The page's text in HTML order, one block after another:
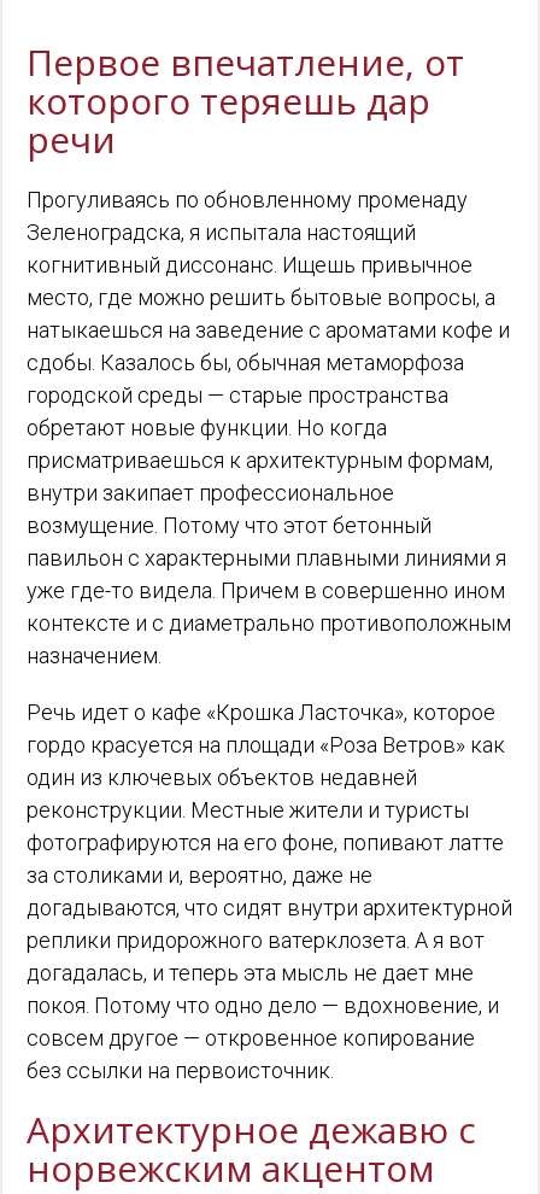
Первое впечатление, от
которого теряешь дар
речи
Прогуливаясь по обновленному променаду
Зеленоградска, я испытала настоящий
когнитивный диссонанс. Ищешь привычное
место, где можно решить бытовые вопросы, а
натыкаешься на заведение с ароматами кофе и
сдобы. Казалось бы, обычная метаморфоза
городской среды — старые пространства
обретают новые функции. Но когда
присматриваешься к архитектурным формам,
внутри закипает профессиональное
возмущение. Потому что этот бетонный
павильон с характерными плавными линиями я
уже где-то видела. Причем в совершенно ином
контексте и с диаметрально противоположным
назначением.
Речь идет о кафе «Крошка Ласточка», которое
гордо красуется на площади «Роза Ветров» как
один из ключевых объектов недавней
реконструкции. Местные жители и туристы
фотографируются на его фоне, попивают латте
за столиками и, вероятно, даже не
догадываются, что сидят внутри архитектурной
реплики придорожного ватерклозета. А я вот
догадалась, и теперь эта мысль не дает мне
покоя. Потому что одно дело — вдохновение, и
совсем другое — откровенное копирование
без ссылки на первоисточник.
Архитектурное дежавю с
норвежским акцентом